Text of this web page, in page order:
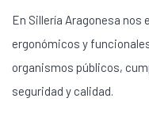
En Sillería Aragonesa
ergonómicos y
organismos públicos,
seguridad y calidad.